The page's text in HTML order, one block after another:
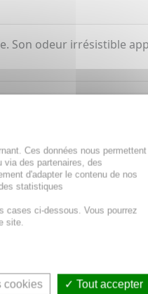
Son odeur irrésistible
Parfum, Eau de toilette
Ces données nous permettent
via des partenaires, des
d'adapter le contenu de nos
statistiques
cases ci-dessous. Vous pourrez
site.
cookies Tout accepter